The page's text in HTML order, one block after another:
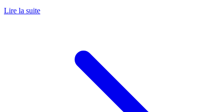
Lire la suite